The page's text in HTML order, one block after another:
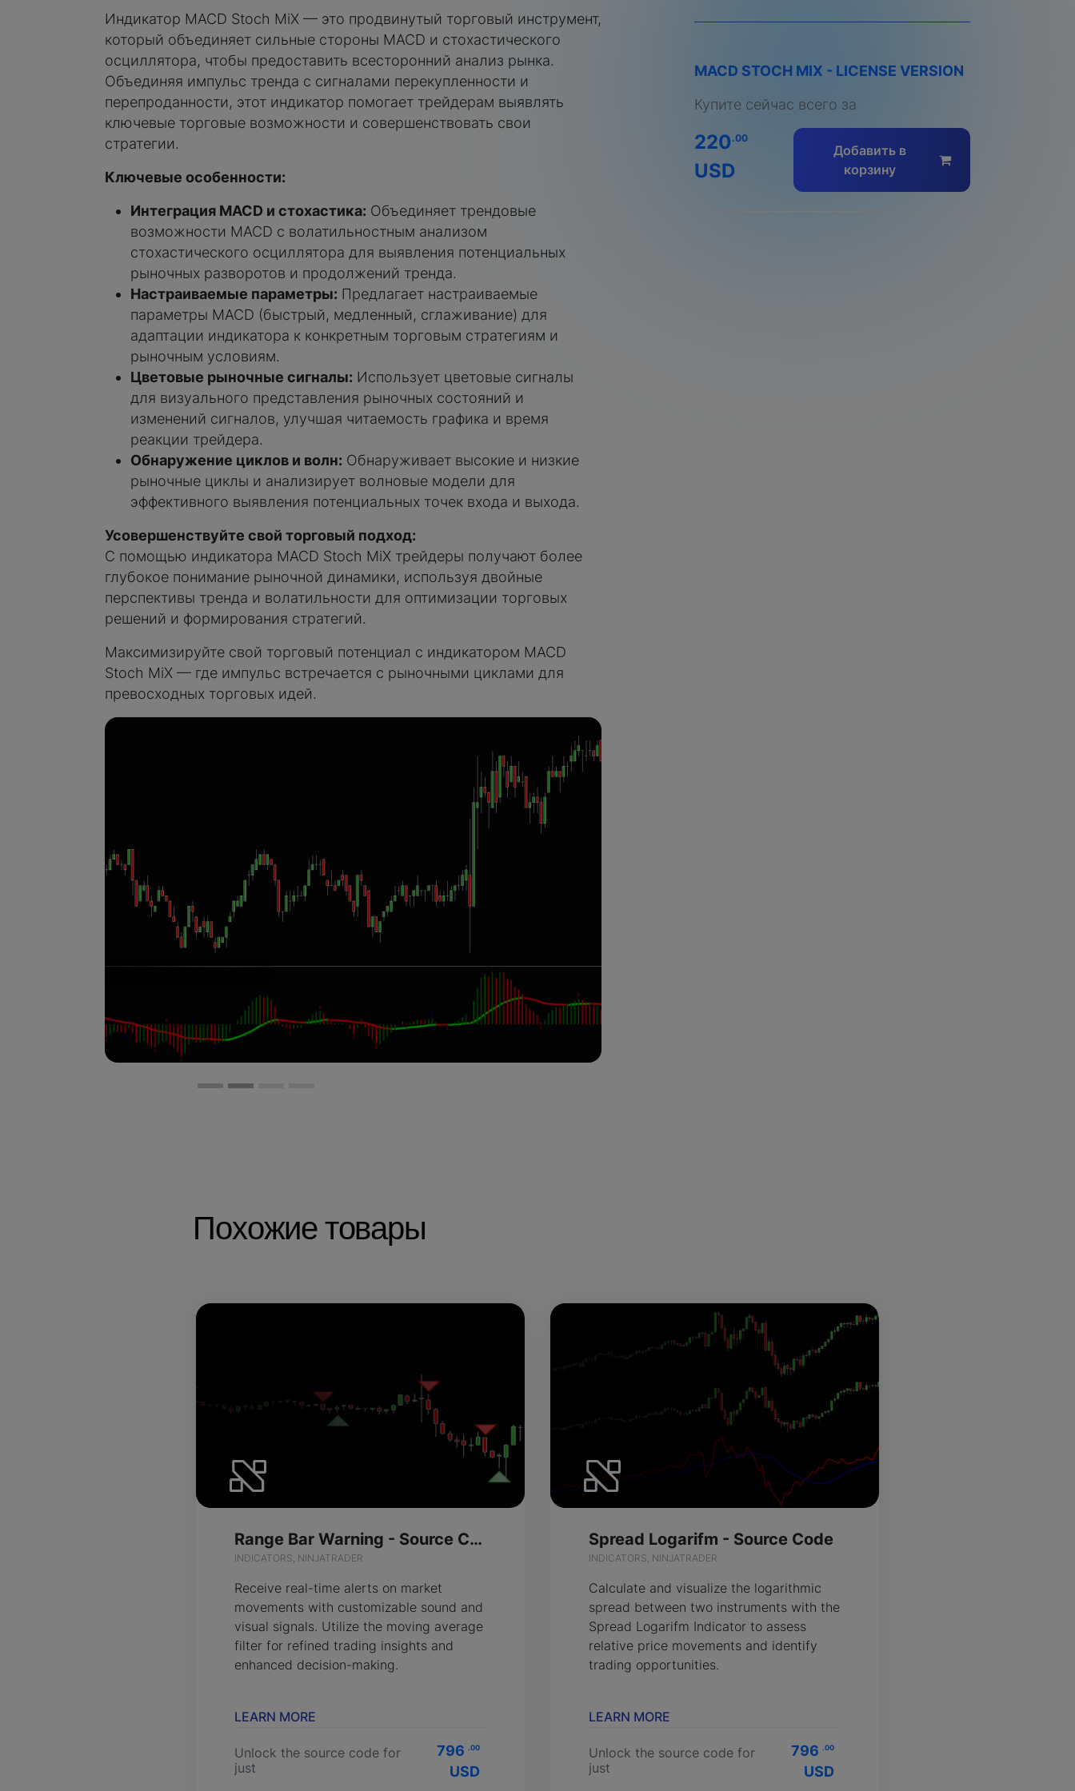
Индикатор MACD Stoch MiX — это продвинутый торговый инструмент,
который объединяет сильные стороны MACD и стохастического
осциллятора, чтобы предоставить всесторонний анализ рынка.
Объединяя импульс тренда с сигналами перекупленности и
перепроданности, этот индикатор помогает трейдерам выявлять
ключевые торговые возможности и совершенствовать свои
стратегии.
Ключевые особенности:
Интеграция MACD и стохастика: Объединяет трендовые
возможности MACD с волатильностным анализом
стохастического осциллятора для выявления потенциальных
рыночных разворотов и продолжений тренда.
Настраиваемые параметры: Предлагает настраиваемые
параметры MACD (быстрый, медленный, сглаживание) для
адаптации индикатора к конкретным торговым стратегиям и
рыночным условиям.
Цветовые рыночные сигналы: Использует цветовые сигналы
для визуального представления рыночных состояний и
изменений сигналов, улучшая читаемость графика и время
реакции трейдера.
Обнаружение циклов и волн: Обнаруживает высокие и низкие
рыночные циклы и анализирует волновые модели для
эффективного выявления потенциальных точек входа и выхода.
Усовершенствуйте свой торговый подход:
С помощью индикатора MACD Stoch MiX трейдеры получают более
глубокое понимание рыночной динамики, используя двойные
перспективы тренда и волатильности для оптимизации торговых
решений и формирования стратегий.
Максимизируйте свой торговый потенциал с индикатором MACD
Stoch MiX — где импульс встречается с рыночными циклами для
превосходных торговых идей.
MACD STOCH MIX - LICENSE VERSION
Купите сейчас всего за
220.00
USD
Добавить в
корзину
Похожие товары
Range Bar Warning - Source Code
INDICATORS, NINJATRADER
Receive real-time alerts on market
movements with customizable sound and
visual signals. Utilize the moving average
filter for refined trading insights and
enhanced decision-making.
LEARN MORE
Unlock the source code for
just
796 .00
USD
Spread Logarifm - Source Code
INDICATORS, NINJATRADER
Calculate and visualize the logarithmic
spread between two instruments with the
Spread Logarifm Indicator to assess
relative price movements and identify
trading opportunities.
LEARN MORE
Unlock the source code for
just
796 .00
USD